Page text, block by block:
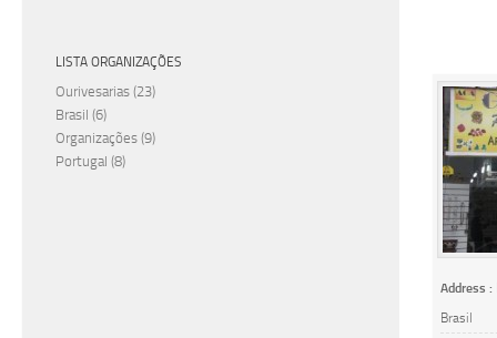
Address :
Brasil
LISTA ORGANIZAÇÕES
Ourivesarias (23)
Brasil (6)
Organizações (9)
Portugal (8)